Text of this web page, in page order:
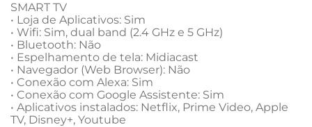
SMART TV
• Loja de Aplicativos: Sim
• Wifi: Sim, dual band (2.4 GHz e 5 GHz)
• Bluetooth: Não
• Espelhamento de tela: Midiacast
• Navegador (Web Browser): Não
• Conexão com Alexa: Sim
• Conexão com Google Assistente: Sim
• Aplicativos instalados: Netflix, Prime Video, Apple
TV, Disney+, Youtube